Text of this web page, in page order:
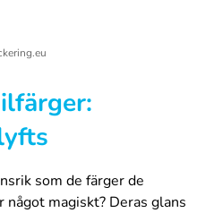
viktigt att återvinna dem på
alternativ som finns
du kan göra ansvarsfulla
främja hållbar
på miljön
som de färger de
magiskt? Deras glans